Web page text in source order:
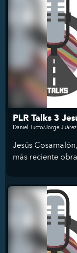
PLR Talks 3
Daniel Tucto/Jorge Juárez
Jesús
más reciente